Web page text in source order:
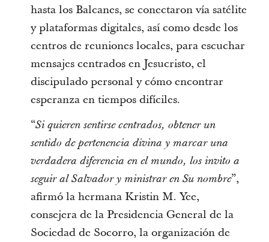
hasta los Balcanes, se conectaron vía satélite
y plataformas digitales, así como desde los
centros de reuniones locales, para escuchar
mensajes centrados en Jesucristo, el
discipulado personal y cómo encontrar
esperanza en tiempos difíciles.
“Si quieren sentirse centrados, obtener un
sentido de pertenencia divina y marcar una
verdadera diferencia en el mundo, los invito a
seguir al Salvador y ministrar en Su nombre”,
afirmó la hermana Kristin M. Yee,
consejera de la Presidencia General de la
Sociedad de Socorro, la organización de